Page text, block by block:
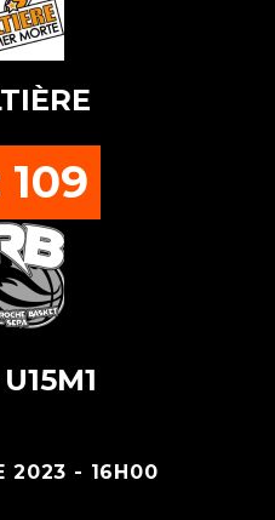
2023 - 16H00